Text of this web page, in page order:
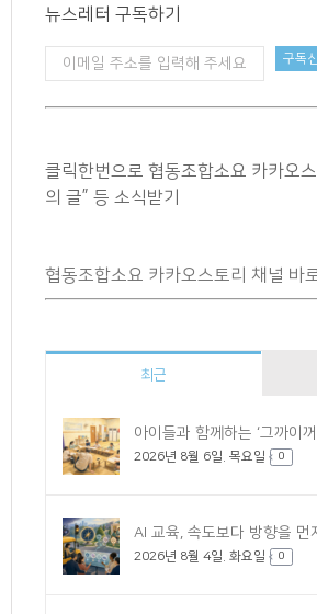
뉴스레터 구독하기
클릭한번으로 협동조합소요 카카오
의 글” 등 소식받기
협동조합소요 카카오스토리 채널 바
최근
아이들과 함께하는 ‘그까이꺼
2026년 8월 6일. 목요일 0
AI 교육, 속도보다 방향을 먼
2026년 8월 4일. 화요일 0